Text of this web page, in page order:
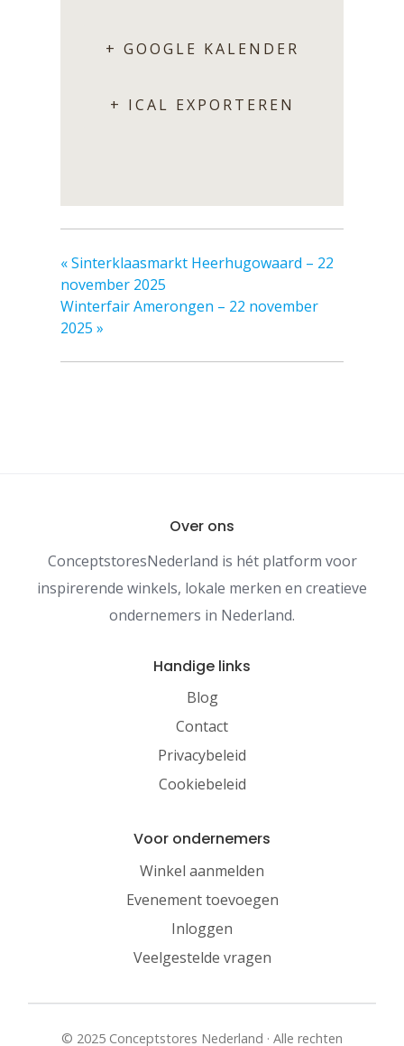
+ GOOGLE KALENDER
+ ICAL EXPORTEREN
«Sinterklaasmarkt Heerhugowaard – 22
november 2025
Winterfair Amerongen – 22 november
2025 »
Over ons
ConceptstoresNederland is hét platform voor
inspirerende winkels, lokale merken en creatieve
ondernemers in Nederland.
Handige links
Blog
Contact
Privacybeleid
Cookiebeleid
Voor ondernemers
Winkel aanmelden
Evenement toevoegen
Inloggen
Veelgestelde vragen
© 2025 Conceptstores Nederland · Alle rechten